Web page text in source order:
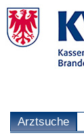
Arztsuche